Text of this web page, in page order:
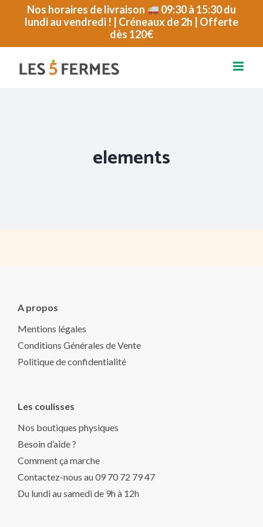
Nos horaires de livraison
09:30 à 15:30 du
lundi au vendredi ! | Créneaux de 2h | Offerte
dès 120€
elements
A propos
Mentions légales
Conditions Générales de Vente
Politique de confidentialité
Les coulisses
Nos boutiques physiques
Besoin d’aide ?
Comment ça marche
Contactez-nous au 09 70 72 79 47
Du lundi au samedi de 9h à 12h